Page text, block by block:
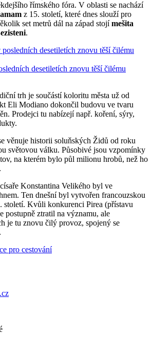
římského fóra. V oblasti se nachází
z 15. století, které dnes slouží pro
set metrů dál na západ stojímešita
.
desetiletích znovu těší čilému
trh je součástí koloritu města už od
Eli Modiano dokončil budovu ve tvaru
Prodejci tu nabízejí např. koření, sýry,
věnuje historii soluňských Židů od roku
světovou válku. Působivé jsou vzpomínky
na kterém bylo půl milionu hrobů, než ho
Konstantina Velikého byl ve
Ten dnešní byl vytvořen francouzskou
století. Kvůli konkurenci Pirea (přístavu
postupně ztratil na významu, ale
je tu znovu čilý provoz, spojený se
pro cestování